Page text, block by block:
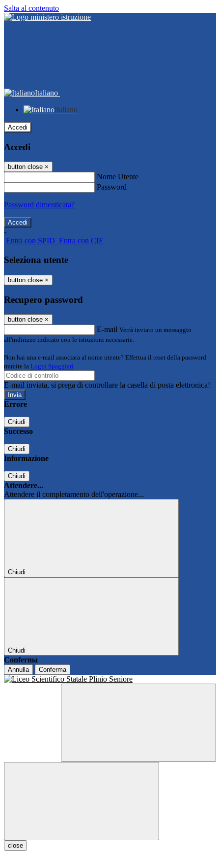
Salta al contenuto
Italiano
Italiano
Accedi
Accedi
button close ×
Nome Utente
Password
Password dimenticata?
-
Entra con SPID Entra con CIE
Seleziona utente
button close ×
Recupero password
button close ×
E-mail Verrà inviato un messaggio
all'indirizzo indicato con le istruzioni necessarie.
Non hai una e-mail associata al nome utente? Effettua il reset della password
tramite la Login Spaggiari
E-mail inviata, si prega di controllare la casella di posta elettronica!
Errore
Chiudi
Successo
Chiudi
Informazione
Chiudi
Attendere...
Attendere il completamento dell'operazione...
Chiudi
Chiudi
Conferma
Annulla Conferma
close